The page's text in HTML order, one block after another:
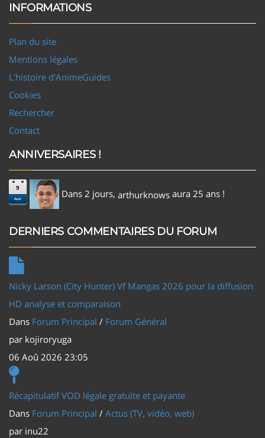
INFORMATIONS
Plan du site
Mentions légales
L'histoire d'AnimeGuides
Cookies
Rechercher
Contact
ANNIVERSAIRES !
9
Aoû Dans 2 jours, arthurknows aura 25 ans !
DERNIERS COMMENTAIRES DU FORUM
Nicky Larson (City Hunter) Vf Mangas 2026 pour la diffusion
HD analyse et comparaison
Dans Forum Principal / Forum Général
par kojiroryuga
06 Aoû 2026 23:05
Récapitulatif VOD légale gratuite et payante
Dans Forum Principal / Actus (TV, vidéo, web)
par inu22